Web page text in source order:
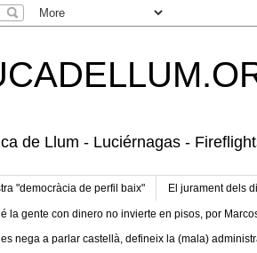
de Llum - Luciérnagas -
"democràcia de perfil baix" El jurament dels
la gente con dinero no invierte en pisos, por
nega a parlar castellà, defineix la (mala)